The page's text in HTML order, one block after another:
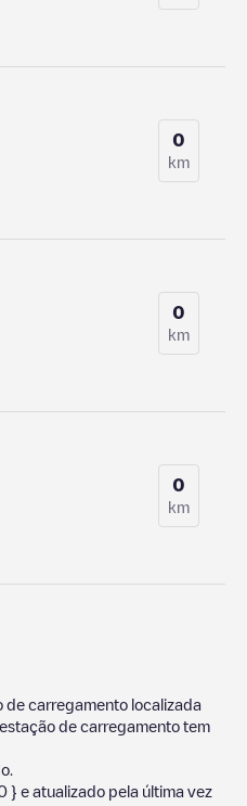
0
km
0
km
0
km
de carregamento localizada
de carregamento tem
} e atualizado pela última vez